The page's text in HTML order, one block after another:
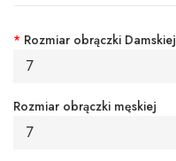
* Rozmiar obrączki Damskiej
7
Rozmiar obrączki męskiej
7